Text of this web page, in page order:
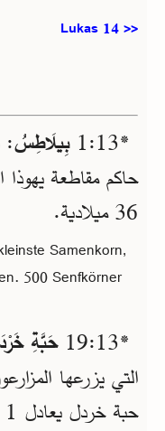
Lukas 14 >>
*13‏:1 بِيلَاطِسُ:
36 ميلادية.
Samenkorn,
500 Senfkörner
*13‏:19 حَبَّةِ
حبة خردل يعادل 1 غرام فقط.